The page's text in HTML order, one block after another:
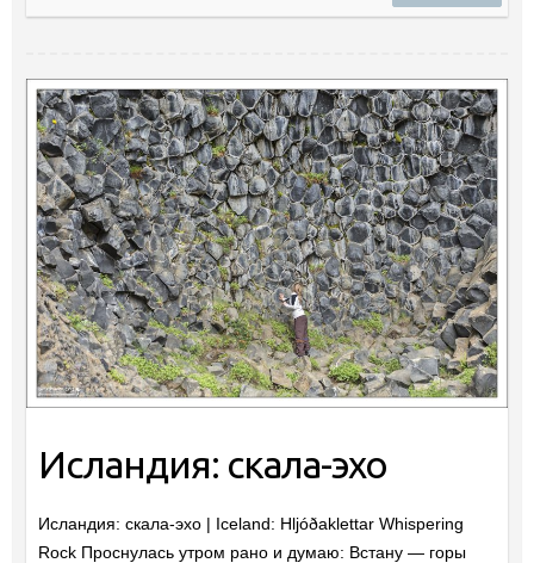
Исландия: скала-эхо
Исландия: скала-эхо | Iceland: Hljóðaklettar Whispering
Rock Проснулась утром рано и думаю: Встану — горы